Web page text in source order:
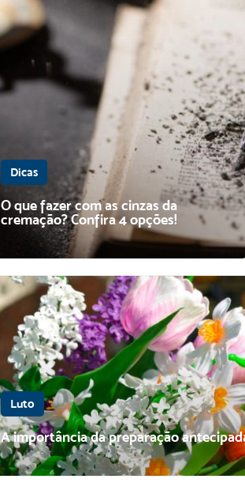
Dicas
O que fazer com as cinzas da
cremação? Confira 4 opções!
Luto
A importância da preparação